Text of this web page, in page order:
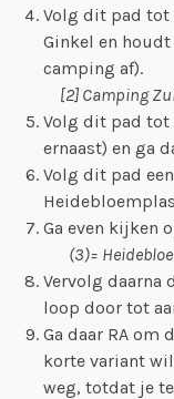
Volg dit pad tot
Ginkel en houdt
camping af).
[2] Camping
Volg dit pad tot
ernaast) en ga
Volg dit pad
Ga even kijken
(3)=
Vervolg daarna
loop door tot
Ga daar RA om
korte variant
weg, totdat je